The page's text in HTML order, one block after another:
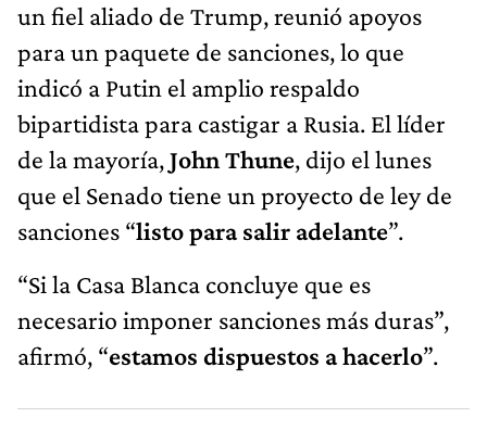
un fiel aliado de Trump, reunió apoyos
para un paquete de sanciones, lo que
indicó a Putin el amplio respaldo
bipartidista para castigar a Rusia. El líder
de la mayoría,John Thune, dijo el lunes
que el Senado tiene un proyecto de ley de
sanciones “listo para salir adelante”.
“Si la Casa Blanca concluye que es
necesario imponer sanciones más duras”,
afirmó, “estamos dispuestos a hacerlo”.